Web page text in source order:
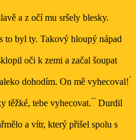
a z očí mu sršely blesky.
to byl ty. Takový hloupý nápad
oči k zemi a začal šoupat
dohodím. On mě vyhecoval!
těžké, tebe vyhecovat. ́ ́ Durdil
a vítr, který přišel spolu s